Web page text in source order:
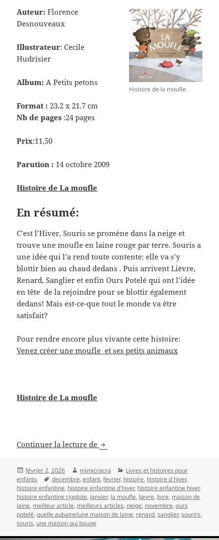
Histoire de la moufle
Auteur: Florence
Desnouveaux
Illustrateur: Cecile
Hudrisier
Album: A Petits petons
Format : 23.2 x 21.7 cm
Nb de pages :24 pages
Prix:11,50
Parution : 14 octobre 2009
Histoire de La moufle
En résumé:
C’est l’Hiver, Souris se promène dans la neige et
trouve une moufle en laine rouge par terre. Souris a
une idée qui l’a rend toute contente: elle va s’y
blottir bien au chaud dedans . Puis arrivent Lièvre,
Renard, Sanglier et enfin Ours Potelé qui ont l’idée
en tête de la rejoindre pour se blottir également
dedans! Mais est-ce-que tout le monde va être
satisfait?
Pour rendre encore plus vivante cette histoire:
Venez créer une moufle et ses petits animaux
Histoire de La moufle
Continuer la lecture de Histoire de la Moufle (Dès 2 ans
Publié
le
février 2, 2026 Auteur
mimicracra Catégories
Livres et histoires pour
enfants
Mots-
clés
decembre,enfant,fevrier, histoire, histoire d hiver,
histoire enfantine, histoire enfantine d'hiver, histoire enfantine hiver,
histoire enfantine rigolote, janvier, la moufle, lievre, livre, maison de
laine, meilleur article, meilleurs articles, neige, novembre,ours
potelé,quelle aubaine!une maison de laine, renard,sanglier,sourirs,
souris, une maison qui bouge